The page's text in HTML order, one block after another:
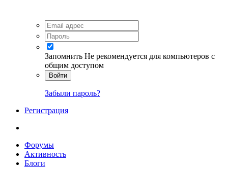
Запомнить Не рекомендуется для компьютеров с
общим доступом
Войти
Забыли пароль?
Регистрация
Форумы
Активность
Блоги